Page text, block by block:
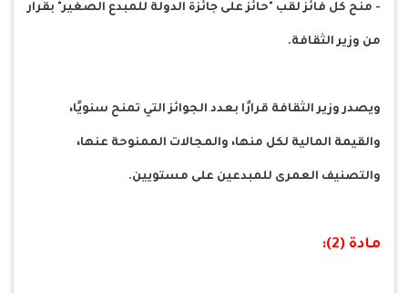
- منح كل فائز لقب "حائز على جائزة الدولة للمبدع الصغير" بقرار
من وزير الثقافة.
ويصدر وزير الثقافة قرارًا بعدد الجوائز التي تمنح سنويًا،
والقيمة المالية لكل منها، والمجالات الممنوحة عنها،
والتصنيف العمرى للمبدعين على مستويين.
مادة (2):